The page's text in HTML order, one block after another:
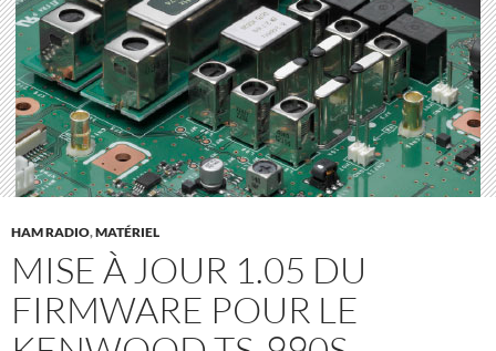
HAM RADIO,MATÉRIEL
MISE À JOUR 1.05 DU
FIRMWARE POUR LE